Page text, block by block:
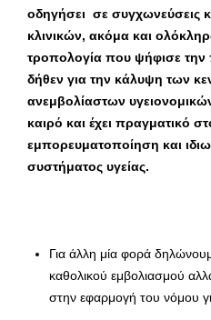
οδηγήσει σε συγχωνεύσεις
κλινικών, ακόμα και
τροπολογία που ψήφισε
δήθεν για την κάλυψη των
ανεμβολίαστων
καιρό και έχει πραγματικό
εμπορευματοποίηση και
συστήματος υγείας.
Για άλλη μία φορά
καθολικού εμβολιασμού
στην εφαρμογή του νόμου